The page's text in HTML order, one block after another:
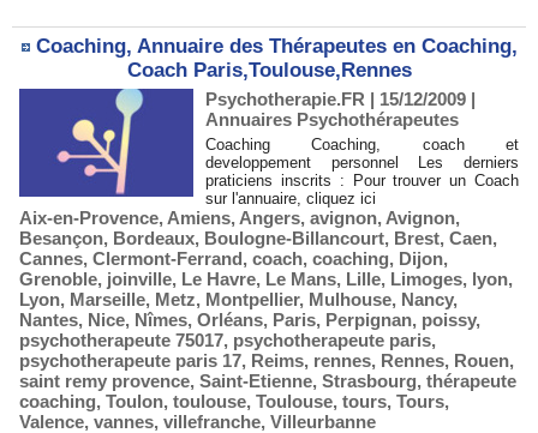
Coaching, Annuaire des Thérapeutes en Coaching,
Coach Paris,Toulouse,Rennes
Psychotherapie.FR | 15/12/2009 |
Annuaires Psychothérapeutes
Coaching Coaching, coach et
developpement personnel Les derniers
praticiens inscrits : Pour trouver un Coach
sur l'annuaire, cliquez ici
Aix-en-Provence, Amiens, Angers, avignon, Avignon,
Besançon, Bordeaux, Boulogne-Billancourt, Brest, Caen,
Cannes, Clermont-Ferrand, coach, coaching, Dijon,
Grenoble, joinville, Le Havre, Le Mans, Lille, Limoges, lyon,
Lyon, Marseille, Metz, Montpellier, Mulhouse, Nancy,
Nantes, Nice, Nîmes, Orléans, Paris, Perpignan, poissy,
psychotherapeute 75017, psychotherapeute paris,
psychotherapeute paris 17, Reims, rennes, Rennes, Rouen,
saint remy provence, Saint-Etienne, Strasbourg, thérapeute
coaching, Toulon, toulouse, Toulouse, tours, Tours,
Valence, vannes, villefranche, Villeurbanne